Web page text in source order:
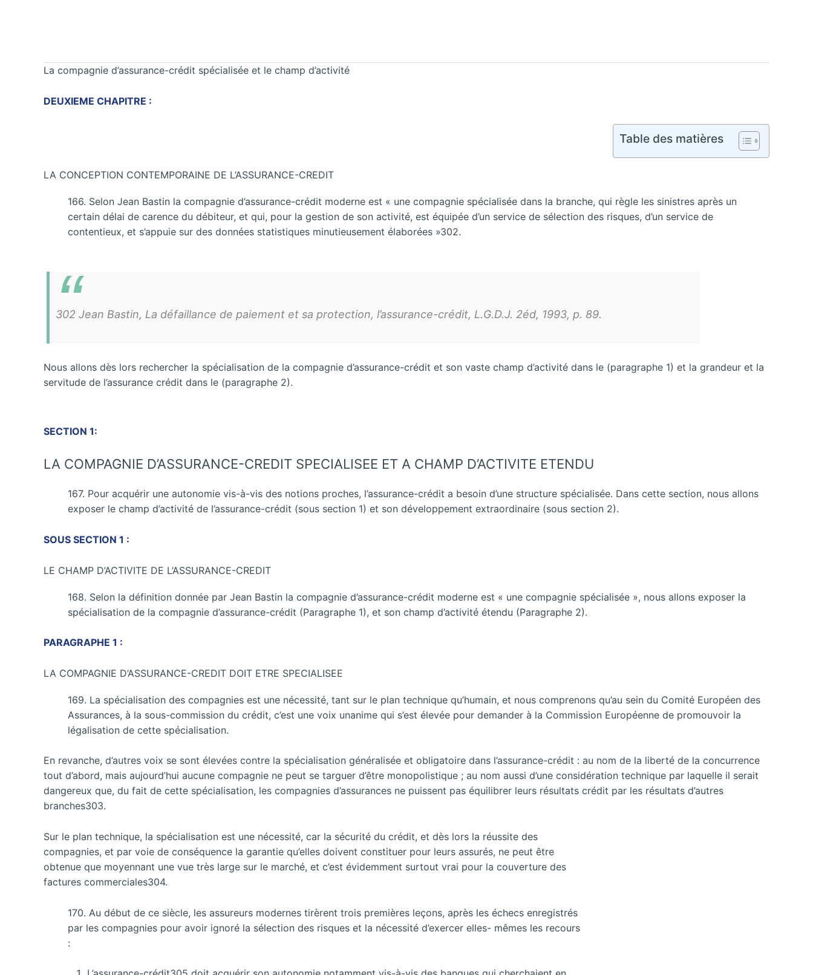
La compagnie d’assurance-crédit spécialisée et le champ d’activité
DEUXIEME CHAPITRE :
Table des matières
LA CONCEPTION CONTEMPORAINE DE L’ASSURANCE-CREDIT
166. Selon Jean Bastin la compagnie d’assurance-crédit moderne est « une compagnie spécialisée dans la branche, qui règle les sinistres après un
certain délai de carence du débiteur, et qui, pour la gestion de son activité, est équipée d’un service de sélection des risques, d’un service de
contentieux, et s’appuie sur des données statistiques minutieusement élaborées »302.
302 Jean Bastin, La défaillance de paiement et sa protection, l’assurance-crédit, L.G.D.J. 2éd, 1993, p. 89.
Nous allons dès lors rechercher la spécialisation de la compagnie d’assurance-crédit et son vaste champ d’activité dans le (paragraphe 1) et la grandeur et la
servitude de l’assurance crédit dans le (paragraphe 2).
SECTION 1:
LA COMPAGNIE D’ASSURANCE-CREDIT SPECIALISEE ET A CHAMP D’ACTIVITE ETENDU
167. Pour acquérir une autonomie vis-à-vis des notions proches, l’assurance-crédit a besoin d’une structure spécialisée. Dans cette section, nous allons
exposer le champ d’activité de l’assurance-crédit (sous section 1) et son développement extraordinaire (sous section 2).
SOUS SECTION 1 :
LE CHAMP D’ACTIVITE DE L’ASSURANCE-CREDIT
168. Selon la définition donnée par Jean Bastin la compagnie d’assurance-crédit moderne est « une compagnie spécialisée », nous allons exposer la
spécialisation de la compagnie d’assurance-crédit (Paragraphe 1), et son champ d’activité étendu (Paragraphe 2).
PARAGRAPHE 1 :
LA COMPAGNIE D’ASSURANCE-CREDIT DOIT ETRE SPECIALISEE
169. La spécialisation des compagnies est une nécessité, tant sur le plan technique qu’humain, et nous comprenons qu’au sein du Comité Européen des
Assurances, à la sous-commission du crédit, c’est une voix unanime qui s’est élevée pour demander à la Commission Européenne de promouvoir la
légalisation de cette spécialisation.
En revanche, d’autres voix se sont élevées contre la spécialisation généralisée et obligatoire dans l’assurance-crédit : au nom de la liberté de la concurrence
tout d’abord, mais aujourd’hui aucune compagnie ne peut se targuer d’être monopolistique ; au nom aussi d’une considération technique par laquelle il serait
dangereux que, du fait de cette spécialisation, les compagnies d’assurances ne puissent pas équilibrer leurs résultats crédit par les résultats d’autres
branches303.
Sur le plan technique, la spécialisation est une nécessité, car la sécurité du crédit, et dès lors la réussite des
compagnies, et par voie de conséquence la garantie qu’elles doivent constituer pour leurs assurés, ne peut être
obtenue que moyennant une vue très large sur le marché, et c’est évidemment surtout vrai pour la couverture des
factures commerciales304.
170. Au début de ce siècle, les assureurs modernes tirèrent trois premières leçons, après les échecs enregistrés
par les compagnies pour avoir ignoré la sélection des risques et la nécessité d’exercer elles- mêmes les recours
: